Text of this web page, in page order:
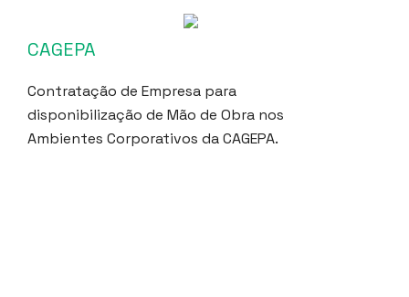
CAGEPA
Contratação de Empresa para
disponibilização de Mão de Obra nos
Ambientes Corporativos da CAGEPA.